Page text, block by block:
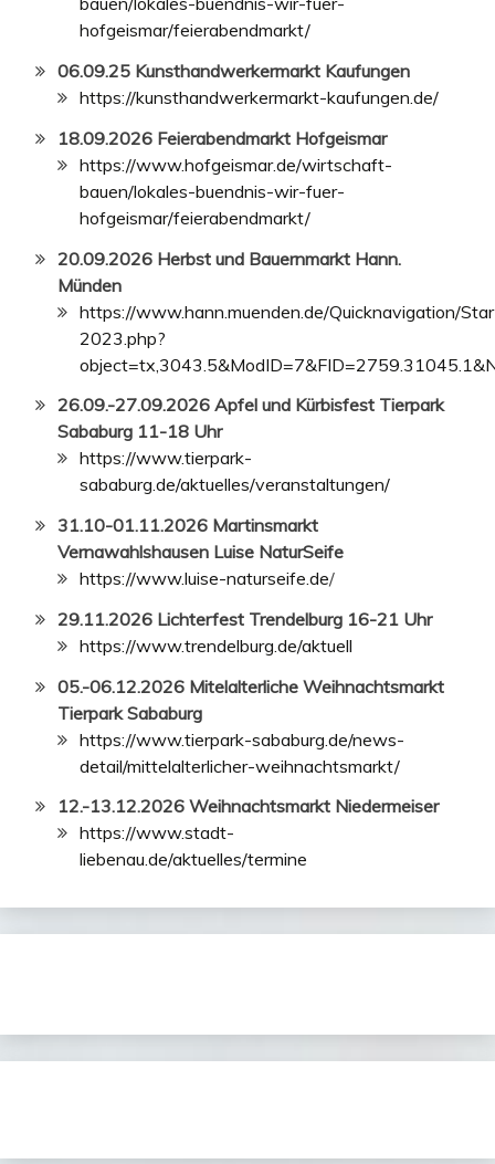
hofgeismar/feierabendmarkt/
06.09.25 Kunsthandwerkermarkt Kaufungen
https://kunsthandwerkermarkt-kaufungen.de/
18.09.2026 Feierabendmarkt Hofgeismar
https://www.hofgeismar.de/wirtschaft-
bauen/lokales-buendnis-wir-fuer-
hofgeismar/feierabendmarkt/
20.09.2026 Herbst und Bauernmarkt Hann.
Münden
https://www.hann.muenden.de/Quicknavigation/
2023.php?
26.09.-27.09.2026 Apfel und Kürbisfest Tierpark
Sababurg 11-18 Uhr
https://www.tierpark-
sababurg.de/aktuelles/veranstaltungen/
31.10-01.11.2026 Martinsmarkt
Vernawahlshausen Luise NaturSeife
https://www.luise-naturseife.de/
29.11.2026 Lichterfest Trendelburg 16-21 Uhr
https://www.trendelburg.de/aktuell
05.-06.12.2026 Mitelalterliche Weihnachtsmarkt
Tierpark Sababurg
https://www.tierpark-sababurg.de/news-
detail/mittelalterlicher-weihnachtsmarkt/
12.-13.12.2026 Weihnachtsmarkt Niedermeiser
https://www.stadt-
liebenau.de/aktuelles/termine